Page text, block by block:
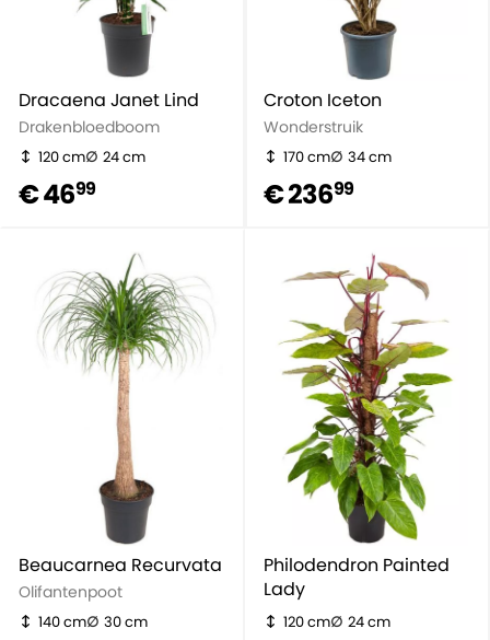
Dracaena Janet Lind
Drakenbloedboom
120 cm 24 cm
€ 4699
Croton Iceton
Wonderstruik
170 cm 34 cm
€ 23699
Beaucarnea Recurvata
Olifantenpoot
140 cm 30 cm
Philodendron Painted
Lady
120 cm 24 cm